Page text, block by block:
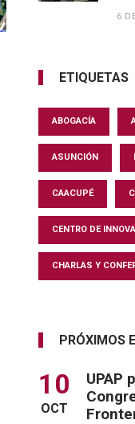
6
ETIQUETAS
ABOGACÍA
ASUNCIÓN
CAACUPÉ
CENTRO DE
CHARLAS Y
PRÓXIMOS
10
OCT
UPAP